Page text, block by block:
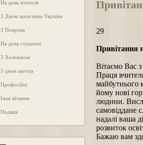
На день вчителя
З Днем захисника України
З Покрова
На день студента
З Хеловіном
З днем ангела
Професійні
Інші вітання
Подяка
29
Привітання
Вітаємо Вас
Праця
майбутнього
йому нові
людини.
самовіддане
надалі ваша
розвиток
Бажаю вам